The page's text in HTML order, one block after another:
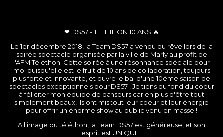
❤ DS57 - TELETHON 10 ANS 🔥
Le 1er décembre 2018, la Team DS57 a vendu du rêve lors de la
soirée spectacle organisée par la ville de Marly au profit de
l'AFM Téléthon. Cette soirée à une résonnance spéciale pour
moi puisqu'elle est le fruit de 10 ans de collaboration, toujours
plus forte et innovante, et ouvre le bal d'une 10éme saison de
spectacles exceptionnels pour DS57 ! Je tiens du fond du coeur
à féliciter mon équipe de danseurs car en plus d'être tout
simplement beaux, ils ont mis tout leur coeur et leur énergie
pour offrir un énorme show au public venu en masse !
A l'image du téléthon, la Team DS57 est généreuse, et son
esprit est UNIQUE !